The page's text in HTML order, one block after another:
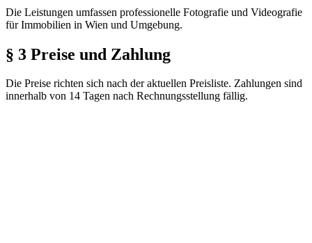
Die Leistungen umfassen professionelle Fotografie und Videografie
für Immobilien in Wien und Umgebung.
§ 3 Preise und Zahlung
Die Preise richten sich nach der aktuellen Preisliste. Zahlungen sind
innerhalb von 14 Tagen nach Rechnungsstellung fällig.